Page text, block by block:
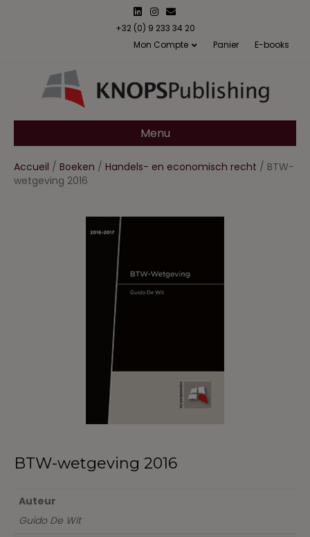
n
n
s
a
m
m
a
l
+32 (0) 9 233 34 20
Mon Compte
Panier E-books
Menu
Accueil / Boeken / Handels- en economisch recht / BTW-
wetgeving 2016
BTW-wetgeving 2016
Auteur
Guido De Wit